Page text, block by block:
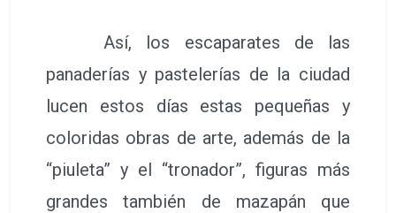
Así, los escaparates de las
panaderías y pastelerías de la ciudad
lucen estos días estas pequeñas y
coloridas obras de arte, además de la
“piuleta” y el “tronador”, figuras más
grandes también de mazapán que